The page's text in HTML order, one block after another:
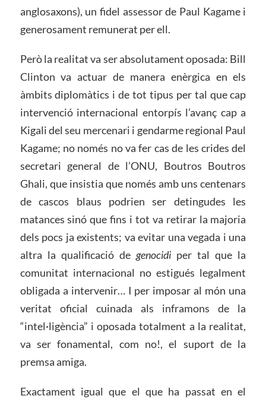
anglosaxons), un fidel assessor de Paul Kagame i
generosament remunerat per ell.
Però la realitat va ser absolutament oposada: Bill
Clinton va actuar de manera enèrgica en els
àmbits diplomàtics i de tot tipus per tal que cap
intervenció internacional entorpís l’avanç cap a
Kigali del seu mercenari i gendarme regional Paul
Kagame; no només no va fer cas de les crides del
secretari general de l’ONU, Boutros Boutros
Ghali, que insistia que només amb uns centenars
de cascos blaus podrien ser detingudes les
matances sinó que fins i tot va retirar la majoria
dels pocs ja existents; va evitar una vegada i una
altra la qualificació de genocidi per tal que la
comunitat internacional no estigués legalment
obligada a intervenir… I per imposar al món una
veritat oficial cuinada als inframons de la
“intel·ligència” i oposada totalment a la realitat,
va ser fonamental, com no!, el suport de la
premsa amiga.
Exactament igual que el que ha passat en el